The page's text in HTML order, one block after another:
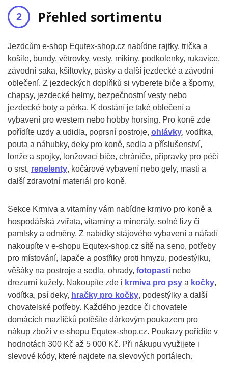
Přehled sortimentu
Jezdcům e-shop Equtex-shop.cz nabídne rajtky, trička a
košile, bundy, větrovky, vesty, mikiny, podkolenky, rukavice,
závodní saka, kšiltovky, pásky a další jezdecké a závodní
oblečení. Z jezdeckých doplňků si vyberete biče a šporny,
chapsy, jezdecké helmy, bezpečnostní vesty nebo
jezdecké boty a pérka. K dostání je také oblečení a
vybavení pro western nebo hobby horsing. Pro koně zde
pořídíte uzdy a udidla, poprsní postroje, ohlávky, vodítka,
pouta a náhubky, deky pro koně, sedla a příslušenství,
lonže a spojky, lonžovací biče, chrániče, přípravky pro péči
o srst, repelenty, kočárové vybavení nebo gely, masti a
další zdravotní materiál pro koně.
Sekce Krmiva a vitamíny vám nabídne krmivo pro koně a
hospodářská zvířata, vitamíny a minerály, solné lizy či
pamlsky a odměny. Z nabídky stájového vybavení a nářadí
nakoupíte v e-shopu Equtex-shop.cz sítě na seno, potřeby
pro místování, lapače a postřiky proti hmyzu, podestýlku,
věšáky na postroje a sedla, ohrady, fotopasti nebo
drezurní kužely. Nakoupíte zde i krmiva pro psy a kočky,
vodítka, psí deky, hračky pro kočky, podestýlky a další
chovatelské potřeby. Každého jezdce či chovatele
domácích mazlíčků potěšíte dárkovým poukazem pro
nákup zboží v e-shopu Equtex-shop.cz. Poukazy pořídíte v
hodnotách 300 Kč až 5 000 Kč. Při nákupu využijete i
slevové kódy, které najdete na slevových portálech.